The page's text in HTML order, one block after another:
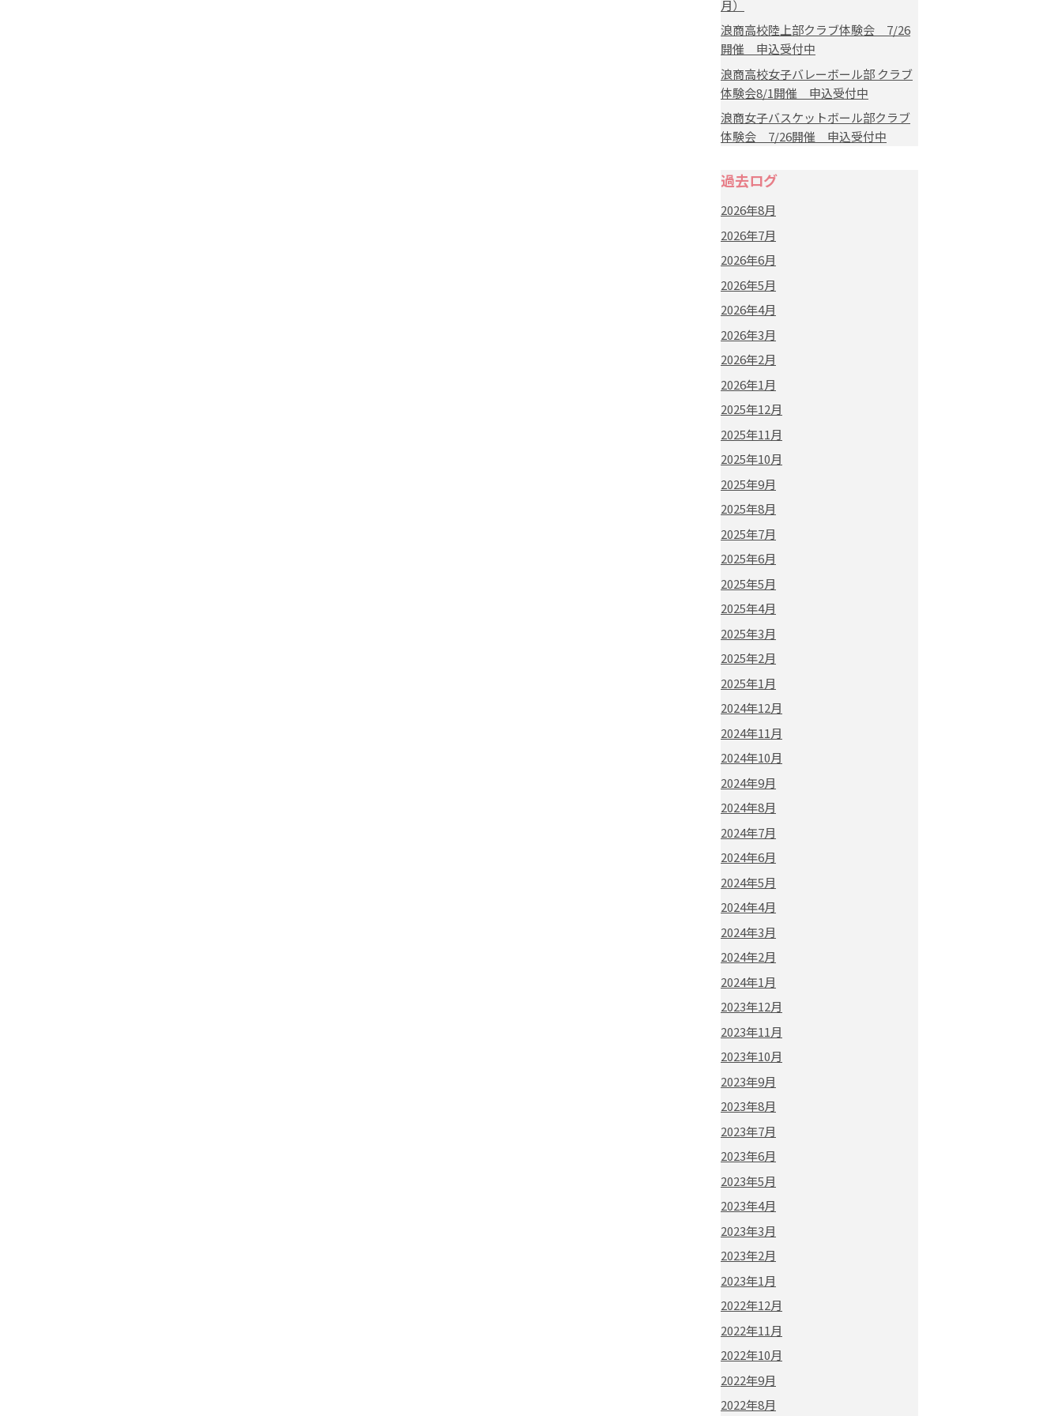
月）
浪商高校陸上部クラブ体験会 7/26
開催 申込受付中
浪商高校女子バレーボール部 クラブ
体験会8/1開催 申込受付中
浪商女子バスケットボール部クラブ
体験会 7/26開催 申込受付中
過去ログ
2026年8月
2026年7月
2026年6月
2026年5月
2026年4月
2026年3月
2026年2月
2026年1月
2025年12月
2025年11月
2025年10月
2025年9月
2025年8月
2025年7月
2025年6月
2025年5月
2025年4月
2025年3月
2025年2月
2025年1月
2024年12月
2024年11月
2024年10月
2024年9月
2024年8月
2024年7月
2024年6月
2024年5月
2024年4月
2024年3月
2024年2月
2024年1月
2023年12月
2023年11月
2023年10月
2023年9月
2023年8月
2023年7月
2023年6月
2023年5月
2023年4月
2023年3月
2023年2月
2023年1月
2022年12月
2022年11月
2022年10月
2022年9月
2022年8月